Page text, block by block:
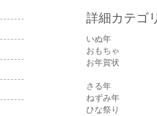
詳細カテゴ
いぬ年
おもちゃ
お年賀状
さる年
ねずみ年
ひな祭り